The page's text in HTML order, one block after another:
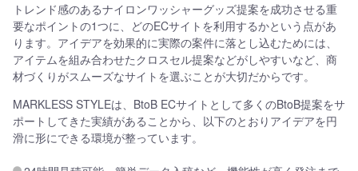
トレンド感のあるナイロンワッシャーグッズ提案を成功させる重
要なポイントの1つに、どのECサイトを利用するかという点があ
ります。アイデアを効果的に実際の案件に落とし込むためには、
アイテムを組み合わせたクロスセル提案などがしやすいなど、商
材づくりがスムーズなサイトを選ぶことが大切だからです。
MARKLESS STYLEは、BtoB ECサイトとして多くのBtoB提案をサ
ポートしてきた実績があることから、以下のとおりアイデアを円
滑に形にできる環境が整っています。